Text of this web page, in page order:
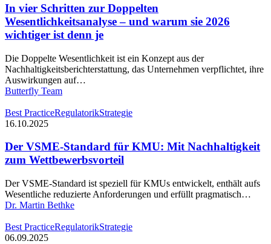
zur
Doppelten
Wesentlichkeitsanalyse
–
warum
sie
2026
wichtiger
denn
je
In vier Schritten zur Doppelten
Wesentlichkeitsanalyse – und warum sie 2026
wichtiger ist denn je
Die Doppelte Wesentlichkeit ist ein Konzept aus der
Nachhaltigkeitsberichterstattung, das Unternehmen verpflichtet, ihre
Auswirkungen auf…
Butterfly Team
Der
VSME-
für
KMU:
Mit
zum
Wettbewerbsvorteil
Best PracticeRegulatorikStrategie
16.10.2025
Der VSME-Standard für KMU: Mit Nachhaltigkeit
zum Wettbewerbsvorteil
Der VSME-Standard ist speziell für KMUs entwickelt, enthält aufs
Wesentliche reduzierte Anforderungen und erfüllt pragmatisch…
Dr. Martin Bethke
3
häufige
Best PracticeRegulatorikStrategie
06.09.2025